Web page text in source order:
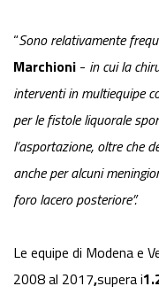
“Sono relativamente
Marchioni - in cui la
interventi in multiequipe
per le fistole liquorale
l’asportazione, oltre che
anche per alcuni
foro lacero posteriore”.
Le equipe di Modena e
2008 al 2017,supera i